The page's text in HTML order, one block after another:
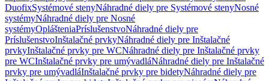
DuofixSystémové stenyNáhradné diely pre Systémové stenyNosné
systémyNáhradné diely pre Nosné
systémyOplášteniaPríslušenstvoNáhradné diely pre
PríslušenstvoInštalačné prvkyNáhradné diely pre Inštalačné
prvkyInštalačné prvky pre WCNáhradné diely pre Inštalačné prvky
pre WCInštalačné prvky pre umývadláNáhradné diely pre Inštalačné
prvky pre umývadláInštalačné prvky pre bidetyNáhradné diely pre